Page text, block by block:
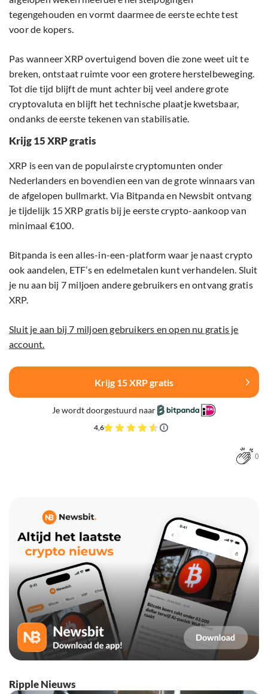
tegengehouden en vormt daarmee de eerste echte test
voor de kopers.
Pas wanneer XRP overtuigend boven die zone weet uit te
breken, ontstaat ruimte voor een grotere herstelbeweging.
Tot die tijd blijft de munt achter bij veel andere grote
cryptovaluta en blijft het technische plaatje kwetsbaar,
ondanks de eerste tekenen van stabilisatie.
Krijg 15 XRP gratis
XRP is een van de populairste cryptomunten onder
Nederlanders en bovendien een van de grote winnaars van
de afgelopen bullmarkt. Via Bitpanda en Newsbit ontvang
je tijdelijk 15 XRP gratis bij je eerste crypto-aankoop van
minimaal €100.
Bitpanda is een alles-in-een-platform waar je naast crypto
ook aandelen, ETF’s en edelmetalen kunt verhandelen. Sluit
je nu aan bij 7 miljoen andere gebruikers en ontvang gratis
XRP.
Sluit je aan bij 7 miljoen gebruikers en open nu gratis je
account.
Krijg 15 XRP gratis
Je wordt doorgestuurd naar
4,6
0
Ripple Nieuws